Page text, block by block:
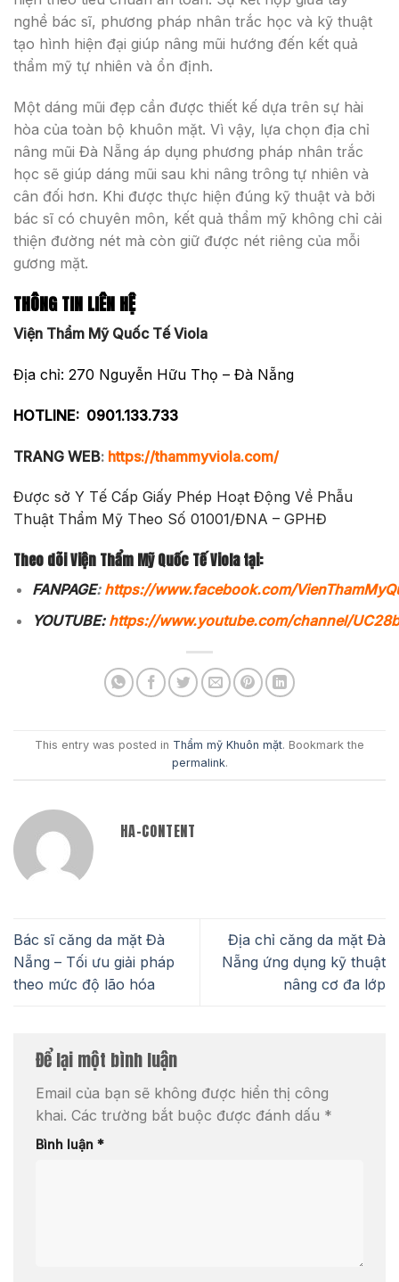
nghề bác sĩ, phương pháp nhân trắc học và kỹ thuật
tạo hình hiện đại giúp nâng mũi hướng đến kết quả
thẩm mỹ tự nhiên và ổn định.
Một dáng mũi đẹp cần được thiết kế dựa trên sự hài
hòa của toàn bộ khuôn mặt. Vì vậy, lựa chọn địa chỉ
nâng mũi Đà Nẵng áp dụng phương pháp nhân trắc
học sẽ giúp dáng mũi sau khi nâng trông tự nhiên và
cân đối hơn. Khi được thực hiện đúng kỹ thuật và bởi
bác sĩ có chuyên môn, kết quả thẩm mỹ không chỉ cải
thiện đường nét mà còn giữ được nét riêng của mỗi
gương mặt.
THÔNG TIN LIÊN HỆ
Viện Thẩm Mỹ Quốc Tế Viola
Địa chỉ: 270 Nguyễn Hữu Thọ – Đà Nẵng
HOTLINE: 0901.133.733
TRANG WEB: https://thammyviola.com/
Được sở Y Tế Cấp Giấy Phép Hoạt Động Về Phẫu
Thuật Thẩm Mỹ Theo Số 01001/ĐNA – GPHĐ
Theo dõi Viện Thẩm Mỹ Quốc Tế Viola tại:
FANPAGE: https://www.facebook.com/
YOUTUBE: https://www.youtube.com/channel/
This entry was posted in Thẩm mỹ Khuôn mặt. Bookmark the
permalink.
HA-CONTENT
Bác sĩ căng da mặt Đà
Nẵng – Tối ưu giải pháp
theo mức độ lão hóa
Địa chỉ căng da mặt Đà
Nẵng ứng dụng kỹ thuật
nâng cơ đa lớp
Để lại một bình luận
Email của bạn sẽ không được hiển thị công
khai. Các trường bắt buộc được đánh dấu *
Bình luận *